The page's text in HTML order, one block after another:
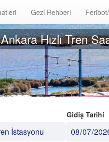
Gezi Rehberi
Hızlı Tren
Gidiş Tarihi